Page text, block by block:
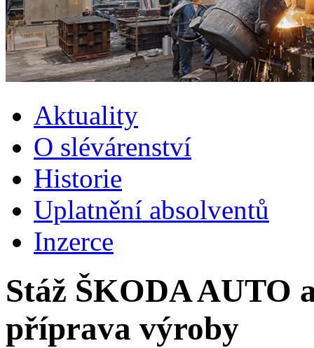
Aktuality
O slévárenství
Historie
Uplatnění absolventů
Inzerce
Stáž ŠKODA AUTO
příprava výroby